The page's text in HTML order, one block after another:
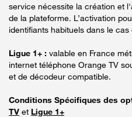
service nécessite la création et
de la plateforme. L’activation
identifiants habituels dans le cas
Ligue 1+ : valable en France
internet téléphone Orange TV
et de décodeur compatible.
Conditions Spécifiques des
TV et Ligue 1+